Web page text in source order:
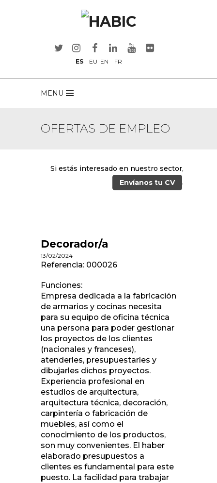
ES EU EN FR
MENU
OFERTAS DE EMPLEO
Si estás interesado en nuestro sector,
Envíanos tu CV
.
Decorador/a
13/02/2024
Referencia: 000026
Funciones:
Empresa dedicada a la fabricación
de armarios y cocinas necesita
para su equipo de oficina técnica
una persona para poder gestionar
los proyectos de los clientes
(nacionales y franceses),
atenderles, presupuestarles y
dibujarles dichos proyectos.
Experiencia profesional en
estudios de arquitectura,
arquitectura técnica, decoración,
carpintería o fabricación de
muebles, así como el
conocimiento de los productos,
son muy convenientes. El haber
elaborado presupuestos a
clientes es fundamental para este
puesto. La facilidad para trabajar